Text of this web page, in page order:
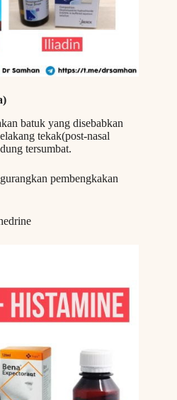
batuk yang disebabkan
tekak(post-nasal
tersumbat.
pembengkakan